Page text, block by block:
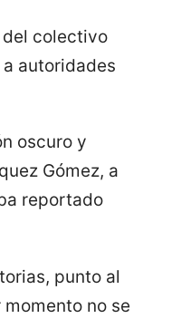
del colectivo
autoridades
oscuro y
Gómez, a
reportado
punto al
no se